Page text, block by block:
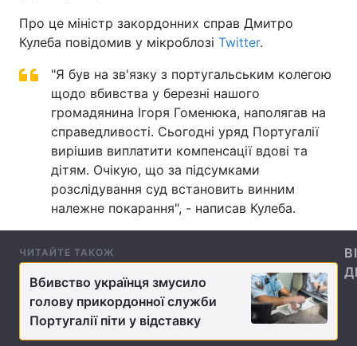
Спорт Наука
Техно і зв'язок Лайт
Зброя Інциденти
Здоров'я Туризм
Цікавинки Погода
Лонгріди
Відео з Youtube Статті
Інтерв'ю Думки
Про це міністр закордонних справ Дмитро
Кулеба повідомив у мікроблозі Twitter.
"Я був на зв'язку з португальським колегою
щодо вбивства у березні нашого
громадянина Ігоря Гоменюка, наполягав на
справедливості. Сьогодні уряд Португалії
вирішив виплатити компенсації вдові та
дітям. Очікую, що за підсумками
розслідування суд встановить винним
належне покарання", - написав Кулеба.
ЧИТАЙТЕ ТАКОЖ
Вбивство українця змусило
голову прикордонної служби
Португалії піти у відставку